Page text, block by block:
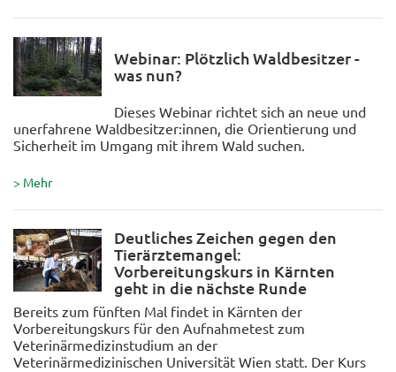
Webinar: Plötzlich Waldbesitzer -
was nun?
Dieses Webinar richtet sich an neue und
unerfahrene Waldbesitzer:innen, die Orientierung und
Sicherheit im Umgang mit ihrem Wald suchen.
> Mehr
Deutliches Zeichen gegen den
Tierärztemangel:
Vorbereitungskurs in Kärnten
geht in die nächste Runde
Bereits zum fünften Mal findet in Kärnten der
Vorbereitungskurs für den Aufnahmetest zum
Veterinärmedizinstudium an der
Veterinärmedizinischen Universität Wien statt. Der Kurs